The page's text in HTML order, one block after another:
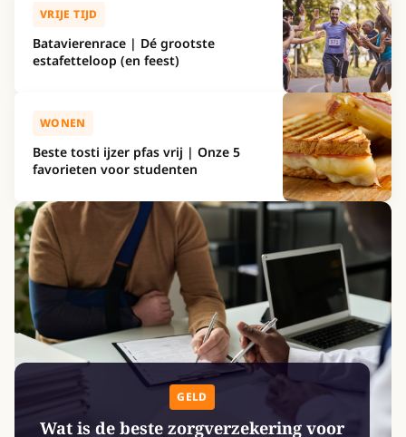
VRIJE TIJD
Batavierenrace | Dé grootste
estafetteloop (en feest)
WONEN
Beste tosti ijzer pfas vrij | Onze 5
favorieten voor studenten
GELD
Wat is de beste zorgverzekering voor